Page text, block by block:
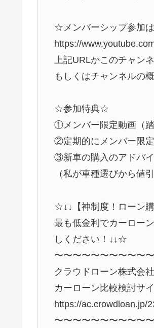
☆メンバーシップ参加
https://
上記URLかこのチャン
もしくはチャンネルの
☆参加特典☆
①メンバー限定動画（
②定期的にメンバー限
③新車の購入のアドバ
（私が車種選びから値
☆↓↓【神制度！ローン
最も低金利でカーロー
しください！↓↓☆
〜〜〜〜〜〜〜〜〜〜
クラウドローン株式会
カーローン比較検討サ
https://ac.crowdloan.jp/
〜〜〜〜〜〜〜〜〜〜